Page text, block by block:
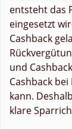
entsteht das
eingesetzt
Cashback
und
Cashback
kann.
klare